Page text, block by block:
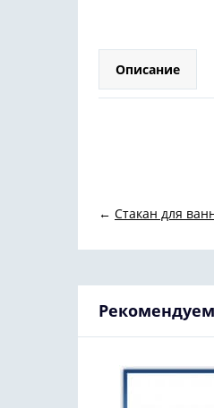
Описание
← Стакан для